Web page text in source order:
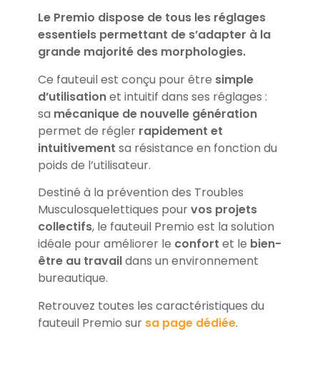
Le Premio dispose de tous les réglages
essentiels permettant de s’adapter à la
grande majorité des morphologies.
Ce fauteuil est conçu pour être simple
d’utilisationet intuitif dans ses réglages :
sa mécanique de nouvelle génération
permet de régler rapidement et
intuitivement sa résistance en fonction du
poids de l’utilisateur.
Destiné à la prévention des Troubles
Musculosquelettiques pourvos projets
collectifs, le fauteuil Premio est la solution
idéale pour améliorer le confort et le bien-
être au travaildans un environnement
bureautique.
Retrouvez toutes les caractéristiques du
fauteuil Premio sur sa page dédiée.